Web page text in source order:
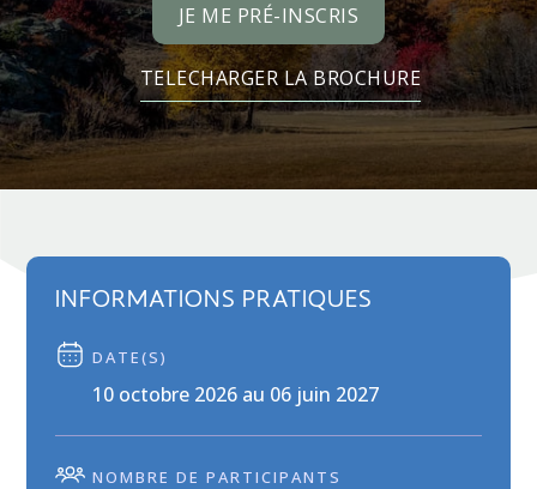
JE ME PRÉ-INSCRIS
TELECHARGER LA BROCHURE
INFORMATIONS PRATIQUES
DATE(S)
10 octobre 2026 au 06 juin 2027
NOMBRE DE PARTICIPANTS